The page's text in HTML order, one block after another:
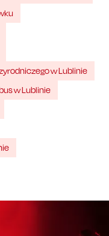
w Lublinie
w Lublinie